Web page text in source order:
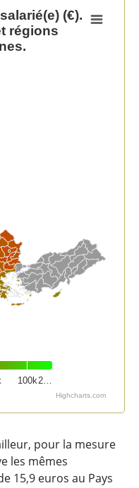
Pays Basque et
1 data series.
par salarié(e) (€).
(€).
régions
100k2…
Highcharts.com
pour la mesure
les mêmes
15,9 euros au Pays